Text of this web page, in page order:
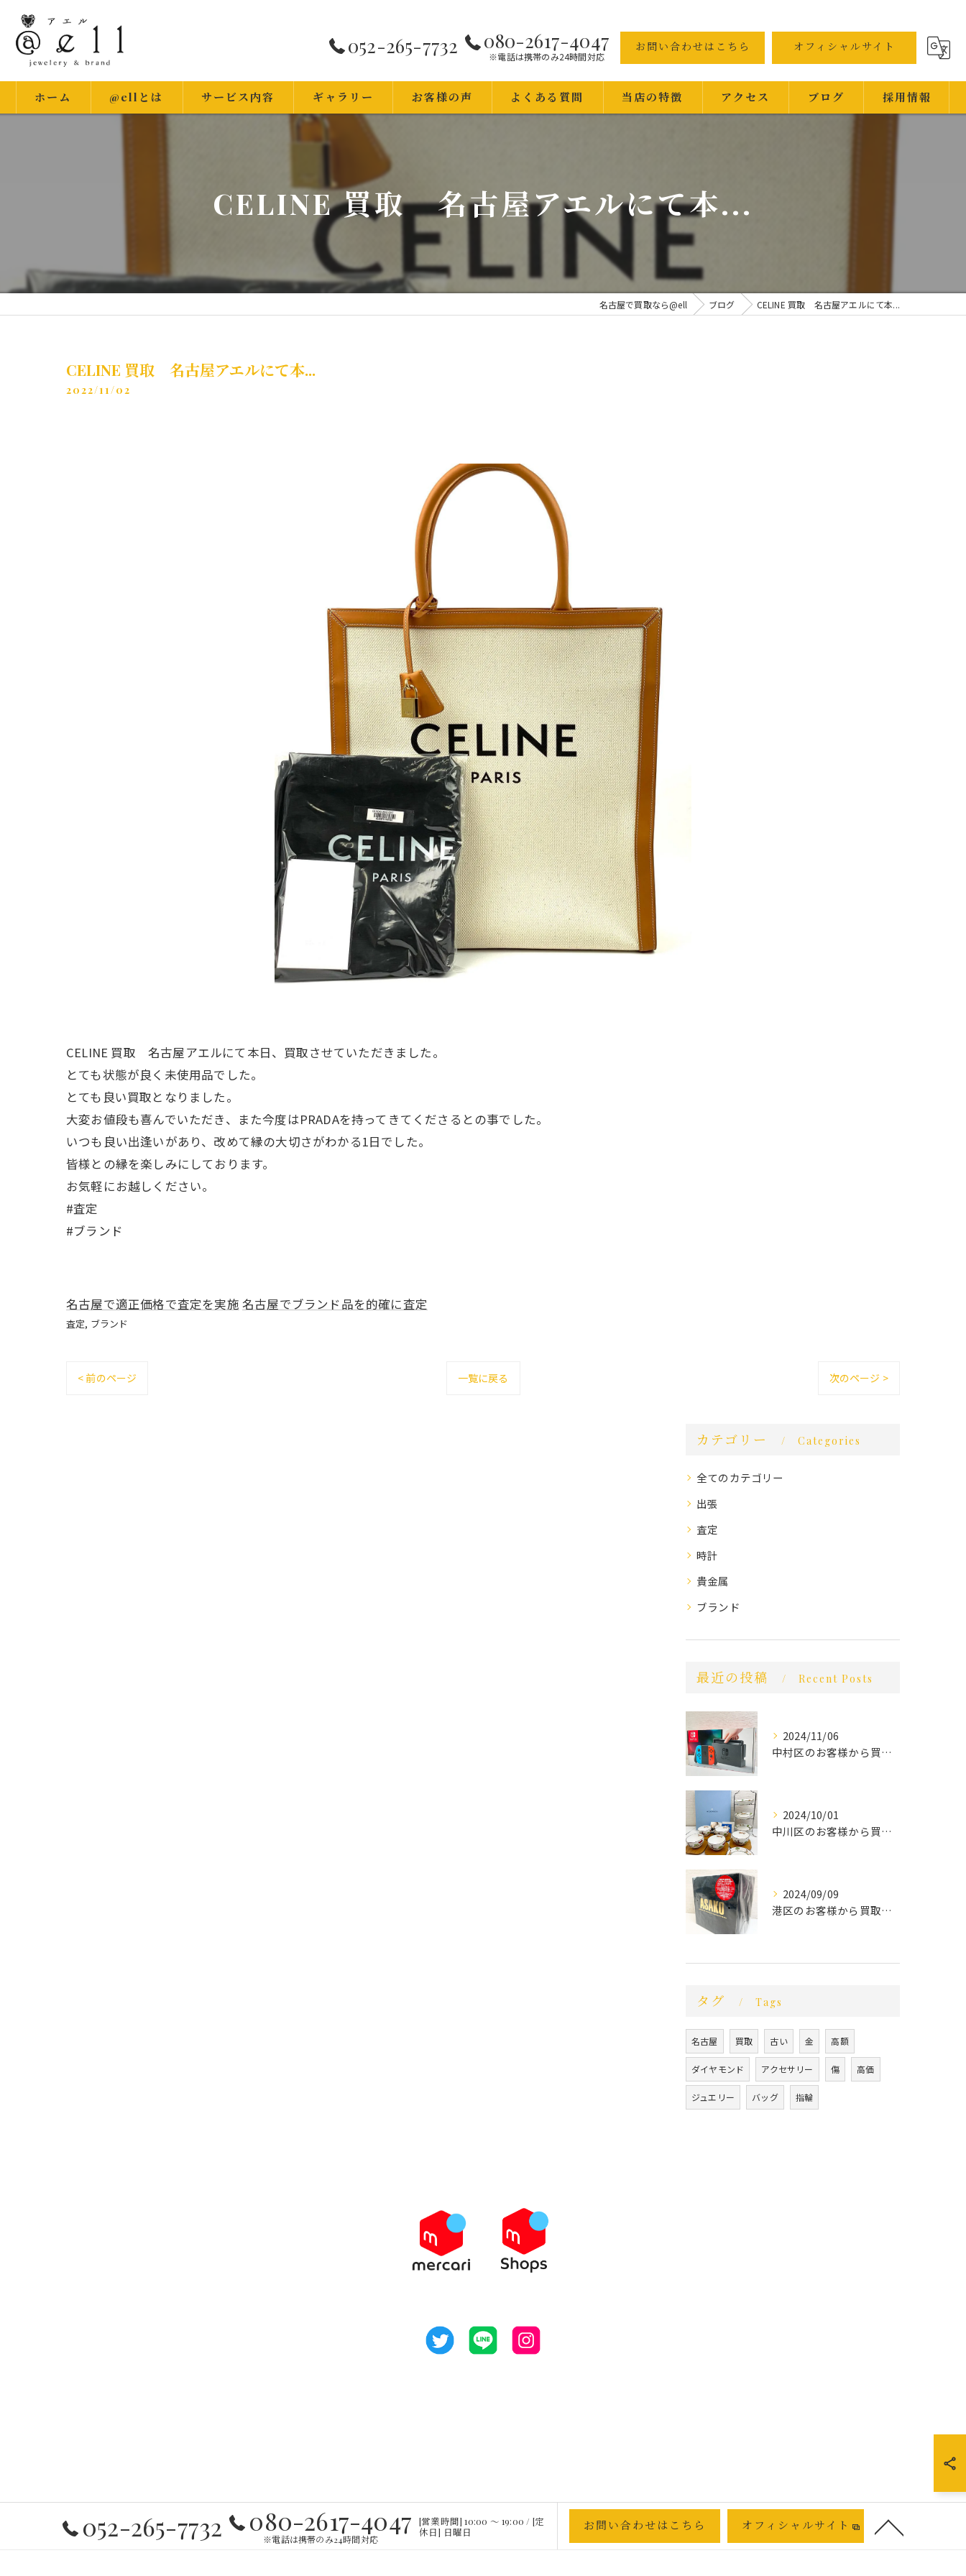
052-265-7732 080-2617-4047
※電話は携帯のみ24時間対応
お問い合わせはこちら オフィシャルサイト
ホーム @ellとは サービス内容 ギャラリー
出品商品
お客様の声 よくある質問 当店の特徴
時計
貴金属
ブランド
アクセス ブログ 採用情報
CELINE 買取 名古屋アエルにて本...
名古屋で買取なら@ell ブログ CELINE 買取 名古屋アエルにて本...
CELINE 買取 名古屋アエルにて本...
2022/11/02
CELINE 買取 名古屋アエルにて本日、買取させていただきました。
とても状態が良く未使用品でした。
とても良い買取となりました。
大変お値段も喜んでいただき、また今度はPRADAを持ってきてくださるとの事でした。
いつも良い出逢いがあり、改めて縁の大切さがわかる1日でした。
皆様との縁を楽しみにしております。
お気軽にお越しください。
#査定
#ブランド
名古屋で適正価格で査定を実施 名古屋でブランド品を的確に査定
査定 ブランド
< 前のページ 一覧に戻る 次のページ >
カテゴリー Categories
全てのカテゴリー
出張
査定
時計
貴金属
ブランド
最近の投稿 Recent Posts
2024/11/06
中村区のお客様から買取させていただきました。
2024/10/01
中川区のお客様から買取させていただきました。
2024/09/09
港区のお客様から買取させていただきました。
タグ Tags
名古屋 買取 古い 金 高額
ダイヤモンド アクセサリー 傷 高価
ジュエリー バッグ 指輪
052-265-7732 080-2617-4047
※電話は携帯のみ24時間対応
[営業時間] 10:00 〜 19:00 / [定
休日] 日曜日
お問い合わせはこちら オフィシャルサイト